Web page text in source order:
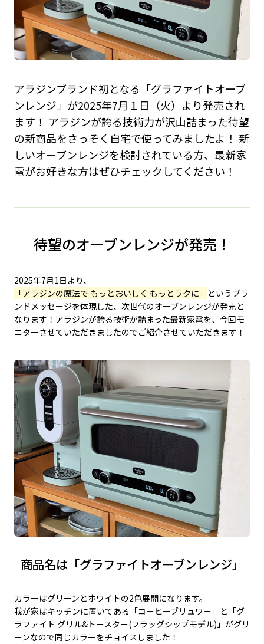
アラジンブランド初となる「グラファイトオーブ
ンレンジ」が2025年7月１日（火）より発売され
ます！ アラジンが誇る技術力が沢山詰まった待望
の新商品をさっそく自宅で使ってみましたよ！ 新
しいオーブンレンジを検討されている方、最新家
電がお好きな方はぜひチェックしてください！
待望のオーブンレンジが発売！
2025年7月1日より、
「アラジンの魔法で もっとおいしく もっとラクに」 というブラ
ンドメッセージを体現した、次世代のオーブンレンジが発売と
なります！アラジンが誇る技術が詰まった最新家電を、今回モ
ニターさせていただきましたのでご紹介させていただきます！
商品名は「グラファイトオーブンレンジ」
カラーはグリーンとホワイトの2色展開になります。
我が家はキッチンに置いてある「コーヒーブリュワー」と「グ
ラファイト グリル&トースター(フラッグシップモデル)」がグリ
ーンなので同じカラーをチョイスしました！